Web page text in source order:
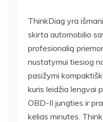
ThinkDiag yra
skirta automobilio
profesionalią
nustatymui tiesiog
pasižymi
kuris leidžia lengvai
OBD-II jungties ir
kelias minutes.